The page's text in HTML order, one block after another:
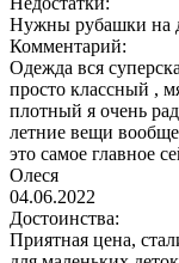
Нужны рубашки на
Комментарий:
Одежда вся
просто классный ,
плотный я очень
летние вещи
это самое главное
Олеся
04.06.2022
Достоинства:
Приятная цена,